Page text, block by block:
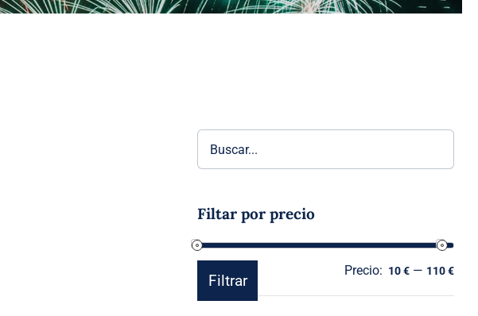
Filtar por precio
Filtrar
Precio: 10 € — 110 €